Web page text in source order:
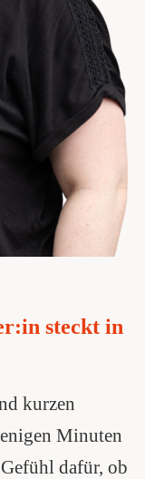
steckt in
kurzen
Minuten
dafür, ob